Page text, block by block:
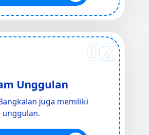
02
Unggulan
juga memiliki